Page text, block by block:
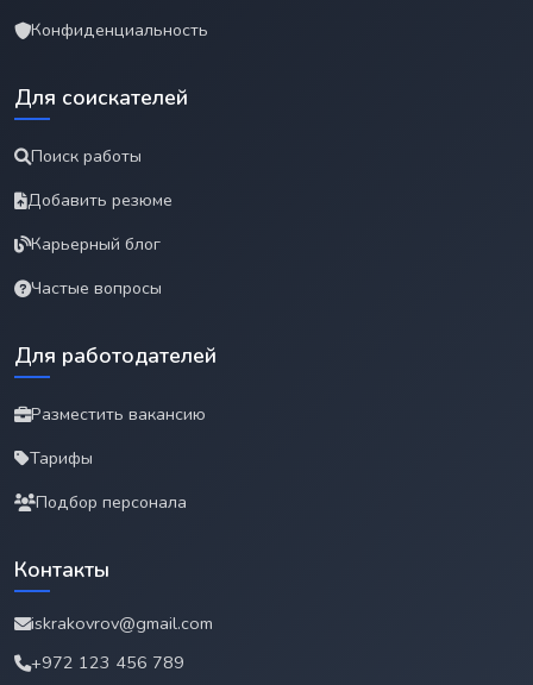
Конфиденциальность
Для соискателей
Поиск работы
Добавить резюме
Карьерный блог
Частые вопросы
Для работодателей
Разместить вакансию
Тарифы
Подбор персонала
Контакты
iskrakovrov@gmail.com
+972 123 456 789